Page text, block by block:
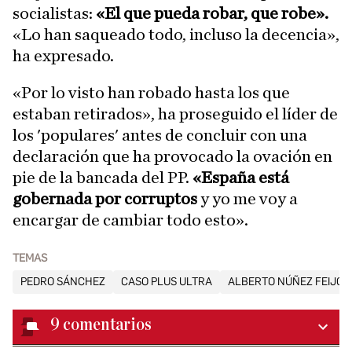
socialistas: «El que pueda robar, que robe».
«Lo han saqueado todo, incluso la decencia»,
ha expresado.
«Por lo visto han robado hasta los que
estaban retirados», ha proseguido el líder de
los 'populares' antes de concluir con una
declaración que ha provocado la ovación en
pie de la bancada del PP. «España está
gobernada por corruptosy yo me voy a
encargar de cambiar todo esto».
TEMAS
PEDRO SÁNCHEZ
CASO PLUS ULTRA ALBERTO NÚÑEZ FEIJÓO
9 comentarios